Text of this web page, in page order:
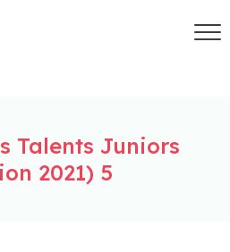
Talents Juniors
2021) 5